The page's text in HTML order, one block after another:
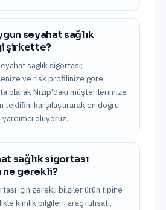
seyahat sağlık
şirkette?
sağlık sigortası;
ve risk profilinize göre
olarak Nizip'daki müşterilerimize
karşılaştırarak en doğru
oluyoruz.
sağlık sigortası
ne gerekli?
için gerekli bilgiler ürün tipine
kimlik bilgileri, araç ruhsatı,